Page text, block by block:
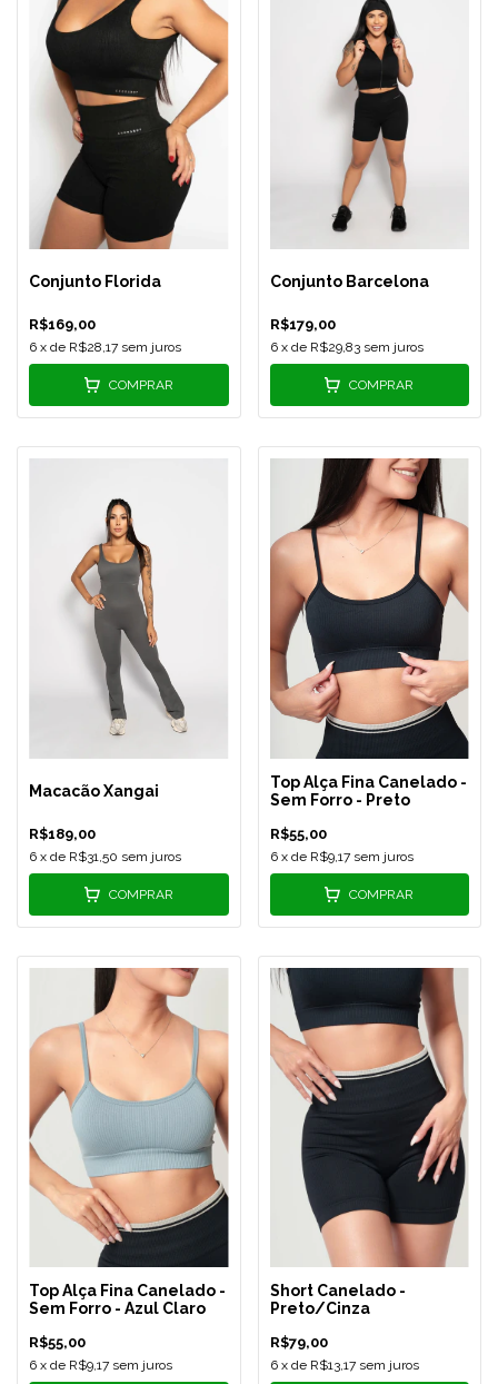
Conjunto Florida
R$169,00
6 x de R$28,17 sem juros
COMPRAR
Conjunto Barcelona
R$179,00
6 x de R$29,83 sem juros
COMPRAR
Macacão Xangai
R$189,00
6 x de R$31,50 sem juros
COMPRAR
Top Alça Fina Canelado -
Sem Forro - Preto
R$55,00
6 x de R$9,17 sem juros
COMPRAR
Top Alça Fina Canelado -
Sem Forro - Azul Claro
R$55,00
6 x de R$9,17 sem juros
Short Canelado -
Preto/Cinza
R$79,00
6 x de R$13,17 sem juros